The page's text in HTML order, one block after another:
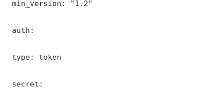
min_version: "1.2"
auth:
type: token
secret: